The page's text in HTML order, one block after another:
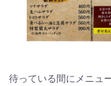
待っている間にメニュ